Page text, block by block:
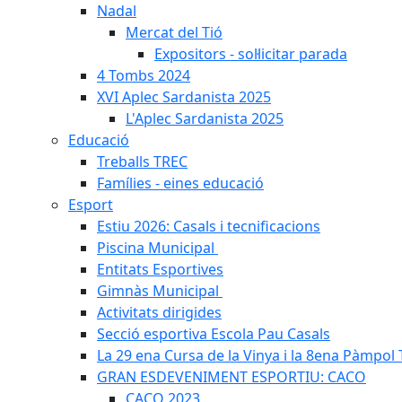
Nadal
Mercat del Tió
Expositors - sol·licitar parada
4 Tombs 2024
XVI Aplec Sardanista 2025
L'Aplec Sardanista 2025
Educació
Treballs TREC
Famílies - eines educació
Esport
Estiu 2026: Casals i tecnificacions
Piscina Municipal
Entitats Esportives
Gimnàs Municipal
Activitats dirigides
Secció esportiva Escola Pau Casals
La 29 ena Cursa de la Vinya i la 8ena Pàmpol
GRAN ESDEVENIMENT ESPORTIU: CACO